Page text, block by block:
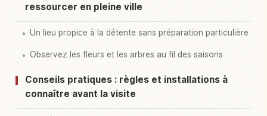
ressourcer en pleine ville
Un lieu propice à la détente sans préparation particulière
Observez les fleurs et les arbres au fil des saisons
Conseils pratiques : règles et installations à
connaître avant la visite